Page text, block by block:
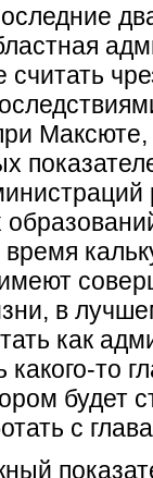
считать
Максюте,
в
как
то
будет
с